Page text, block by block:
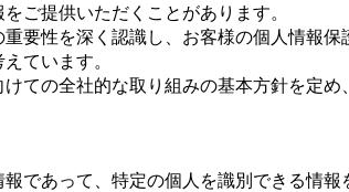
ご提供いただくことがあります。
要性を深く認識し、お客様の個人情報
ています。
ての全社的な取り組みの基本方針を定
であって、特定の個人を識別できる情